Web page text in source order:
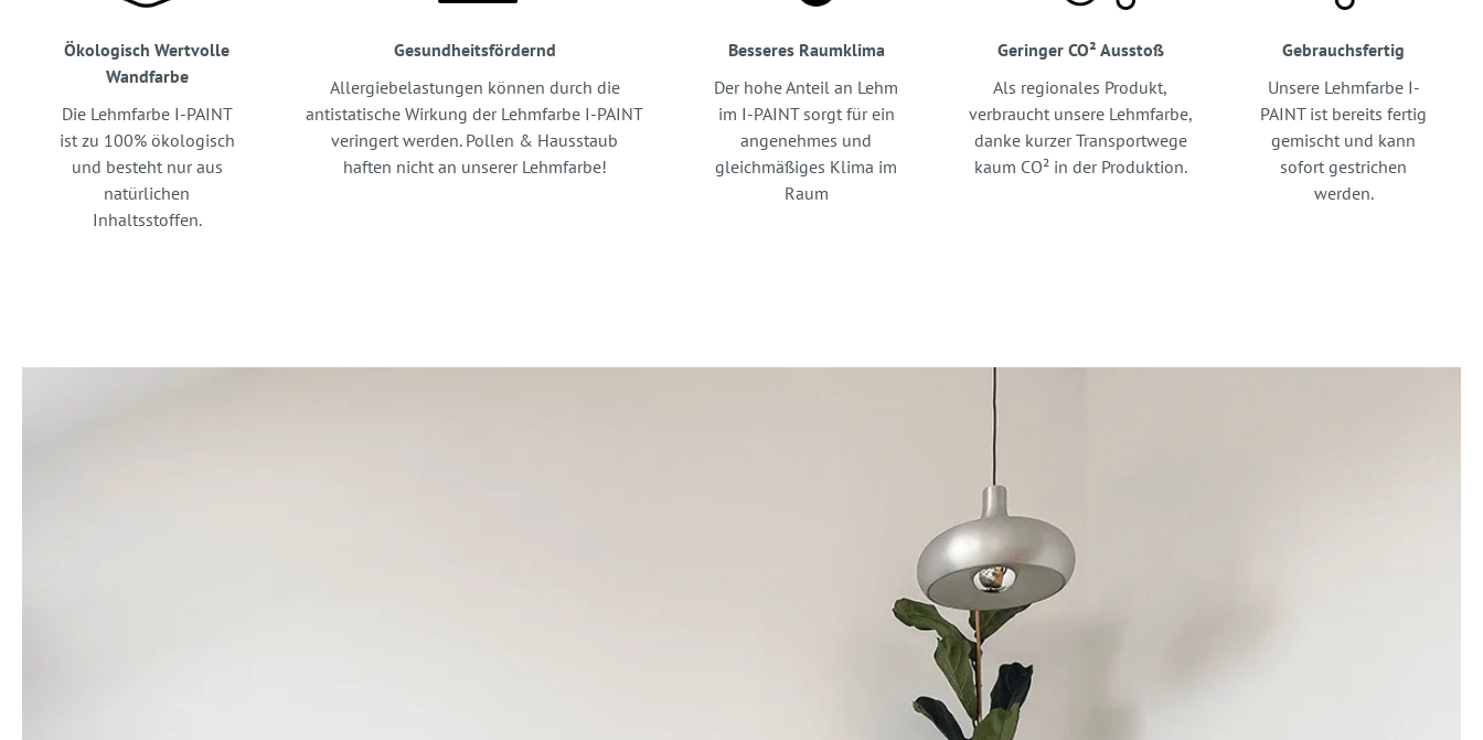
Ökologisch Wertvolle
Wandfarbe
Die Lehmfarbe I-PAINT
ist zu 100% ökologisch
und besteht nur aus
natürlichen
Inhaltsstoffen.
Gesundheitsfördernd
Allergiebelastungen können durch die
antistatische Wirkung der Lehmfarbe I-PAINT
veringert werden. Pollen & Hausstaub
haften nicht an unserer Lehmfarbe!
Besseres Raumklima
Der hohe Anteil an Lehm
im I-PAINT sorgt für ein
angenehmes und
gleichmäßiges Klima im
Raum
Geringer CO² Ausstoß
Als regionales Produkt,
verbraucht unsere Lehmfarbe,
danke kurzer Transportwege
kaum CO² in der Produktion.
Gebrauchsfertig
Unsere Lehmfarbe I-
PAINT ist bereits fertig
gemischt und kann
sofort gestrichen
werden.